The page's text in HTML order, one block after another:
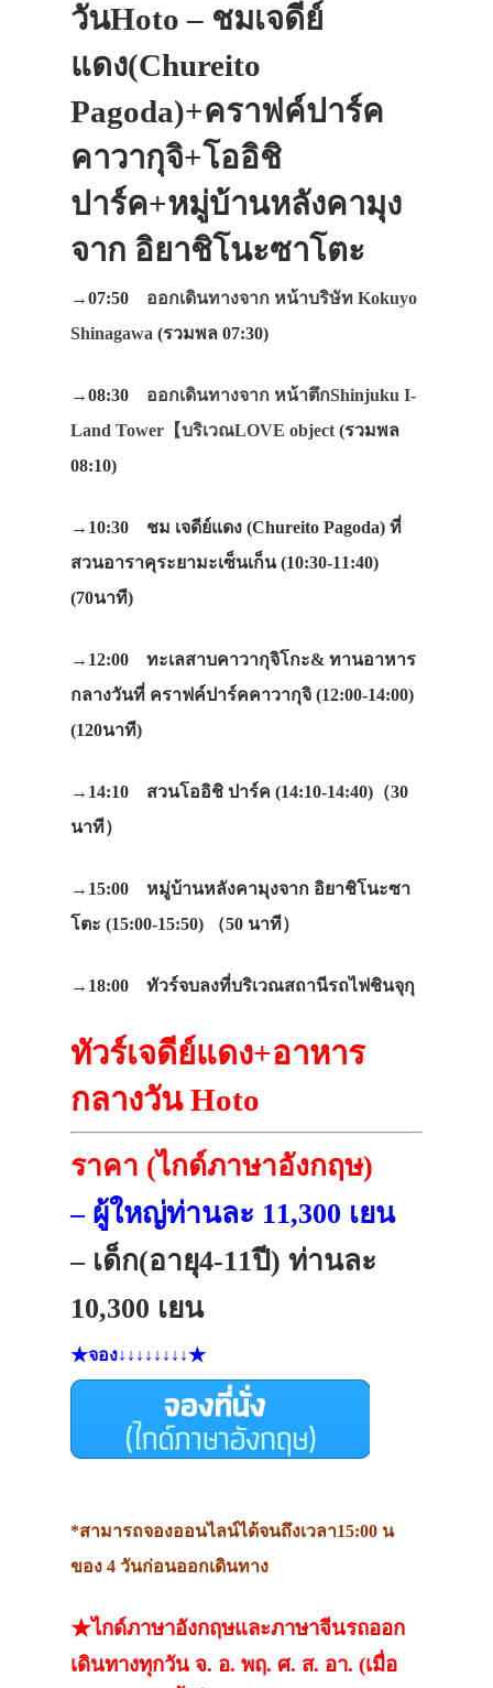
วันHoto – ชมเจดีย์
แดง(Chureito
Pagoda)+คราฟค์ปาร์ค
คาวากุจิ+โออิชิ
ปาร์ค+หมู่บ้านหลังคามุง
จาก อิยาชิโนะซาโตะ
→07:50 ออกเดินทางจาก หน้าบริษัท Kokuyo
Shinagawa (รวมพล 07:30)
→08:30 ออกเดินทางจาก หน้าตึกShinjuku I-
Land Tower【บริเวณLOVE object (รวมพล
08:10)
→10:30 ชม เจดีย์แดง (Chureito Pagoda) ที่
สวนอาราคุระยามะเซ็นเก็น (10:30-11:40)
(70นาที)
→12:00 ทะเลสาบคาวากุจิโกะ& ทานอาหาร
กลางวันที่ คราฟค์ปาร์คคาวากุจิ (12:00-14:00)
(120นาที)
→14:10 สวนโออิชิ ปาร์ค (14:10-14:40)（30
นาที）
→15:00 หมู่บ้านหลังคามุงจาก อิยาชิโนะซา
โตะ (15:00-15:50) （50 นาที）
→18:00 ทัวร์จบลงที่บริเวณสถานีรถไฟชินจุกุ
ทัวร์เจดีย์แดง+อาหาร
กลางวัน Hoto
ราคา (ไกด์ภาษาอังกฤษ)
– ผู้ใหญ่ท่านละ 11,300 เยน
– เด็ก(อายุ4-11ปี) ท่านละ
10,300 เยน
★จอง↓↓↓↓↓↓↓↓★
*สามารถจองออนไลน์ได้จนถึงเวลา15:00 น
ของ 4 วันก่อนออกเดินทาง
★ไกด์ภาษาอังกฤษและภาษาจีนรถออก
เดินทางทุกวัน จ. อ. พฤ. ศ. ส. อา. (เมื่อ